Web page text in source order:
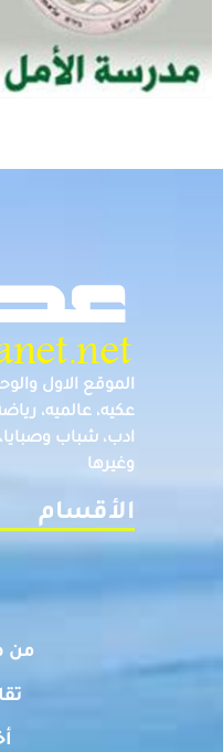
الموقع الاول
عكيه، عالميه،
ادب، شباب
وغيرها
الأقسام
من